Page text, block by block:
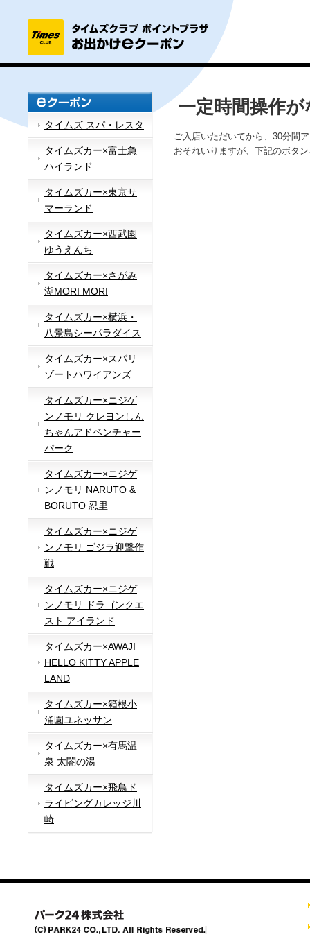
タイムズ スパ・レスタ
タイムズカー×富士急
ハイランド
タイムズカー×東京サ
マーランド
タイムズカー×西武園
ゆうえんち
タイムズカー×さがみ
湖MORI MORI
タイムズカー×横浜・
八景島シーパラダイス
タイムズカー×スパリ
ゾートハワイアンズ
タイムズカー×ニジゲ
ンノモリ クレヨンしん
ちゃんアドベンチャー
パーク
タイムズカー×ニジゲ
ンノモリ NARUTO &
BORUTO 忍里
タイムズカー×ニジゲ
ンノモリ ゴジラ迎撃作
戦
タイムズカー×ニジゲ
ンノモリ ドラゴンクエ
スト アイランド
タイムズカー×AWAJI
HELLO KITTY APPLE
LAND
タイムズカー×箱根小
涌園ユネッサン
タイムズカー×有馬温
泉 太閤の湯
タイムズカー×飛鳥ド
ライビングカレッジ川
崎
一定時間操作
ご入店いただいてから、30分間
おそれいりますが、下記のボタ